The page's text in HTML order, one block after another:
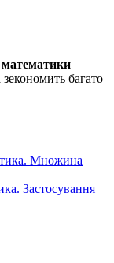
математики
багато
Множина
Застосування